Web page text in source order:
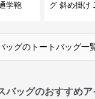
学鞄
グ 斜め掛け
ッグの トートバッグ一
バッグのおすすめア